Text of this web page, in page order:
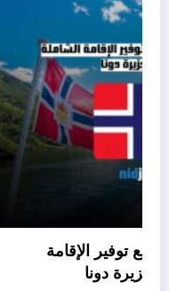
الهجرة والإقامة
التطوع في النرويج
الشاملة: فرصة